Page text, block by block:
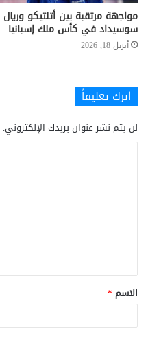
مواجهة مرتقبة بين أتلتيكو وريال
سوسيداد في كأس ملك إسبانيا
أبريل 18, 2026
اترك تعليقاً
لن يتم نشر عنوان بريدك الإلكتروني.
الاسم *